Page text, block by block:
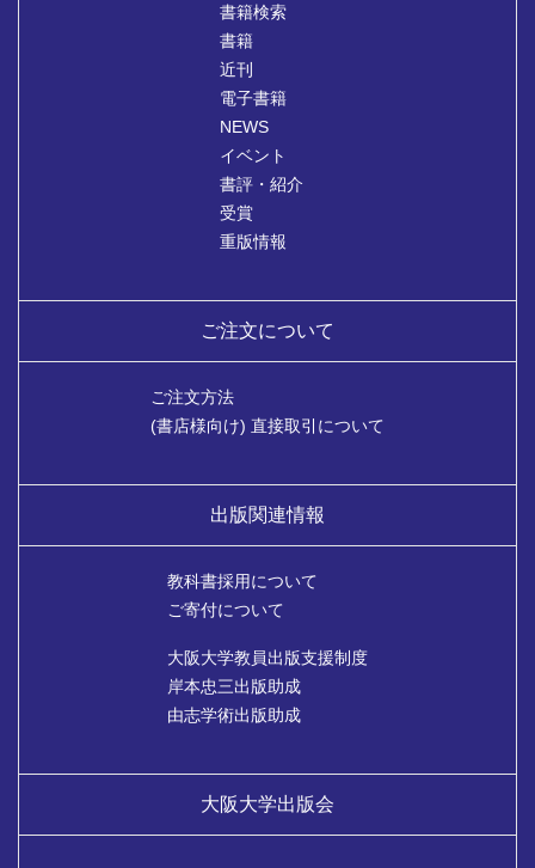
書籍検索
書籍
近刊
電子書籍
NEWS
イベント
書評・紹介
受賞
重版情報
ご注文について
ご注文方法
(書店様向け) 直接取引について
出版関連情報
教科書採用について
ご寄付について
大阪大学教員出版支援制度
岸本忠三出版助成
由志学術出版助成
大阪大学出版会